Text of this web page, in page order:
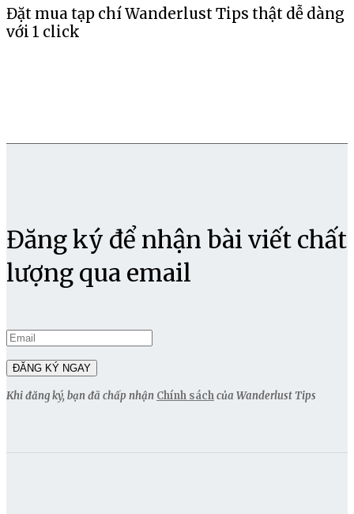
Đặt mua tạp chí Wanderlust Tips thật dễ dàng
với 1 click
Đăng ký để nhận bài viết chất
lượng qua email
Khi đăng ký, bạn đã chấp nhận Chính sáchcủa Wanderlust Tips